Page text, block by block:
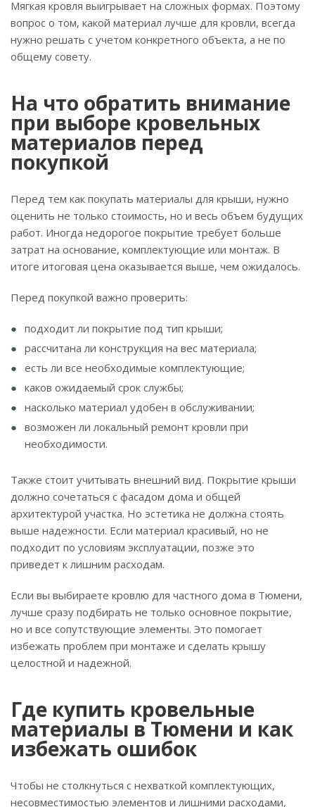
Мягкая кровля выигрывает на сложных формах. Поэтому
вопрос о том, какой материал лучше для кровли, всегда
нужно решать с учетом конкретного объекта, а не по
общему совету.
На что обратить внимание
при выборе кровельных
материалов перед
покупкой
Перед тем как покупать материалы для крыши, нужно
оценить не только стоимость, но и весь объем будущих
работ. Иногда недорогое покрытие требует больше
затрат на основание, комплектующие или монтаж. В
итоге итоговая цена оказывается выше, чем ожидалось.
Перед покупкой важно проверить:
подходит ли покрытие под тип крыши;
рассчитана ли конструкция на вес материала;
есть ли все необходимые комплектующие;
каков ожидаемый срок службы;
насколько материал удобен в обслуживании;
возможен ли локальный ремонт кровли при
необходимости.
Также стоит учитывать внешний вид. Покрытие крыши
должно сочетаться с фасадом дома и общей
архитектурой участка. Но эстетика не должна стоять
выше надежности. Если материал красивый, но не
подходит по условиям эксплуатации, позже это
приведет к лишним расходам.
Если вы выбираете кровлю для частного дома в Тюмени,
лучше сразу подбирать не только основное покрытие,
но и все сопутствующие элементы. Это помогает
избежать проблем при монтаже и сделать крышу
целостной и надежной.
Где купить кровельные
материалы в Тюмени и как
избежать ошибок
Чтобы не столкнуться с нехваткой комплектующих,
несовместимостью элементов и лишними расходами,